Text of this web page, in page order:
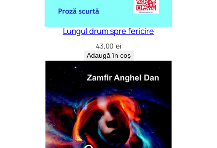
Lungul drum spre fericire
43,00lei
Adaugă în coș